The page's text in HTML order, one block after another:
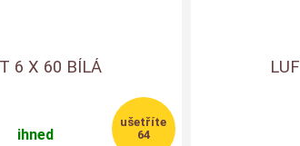
6 X 60 BÍLÁ
ihned 64